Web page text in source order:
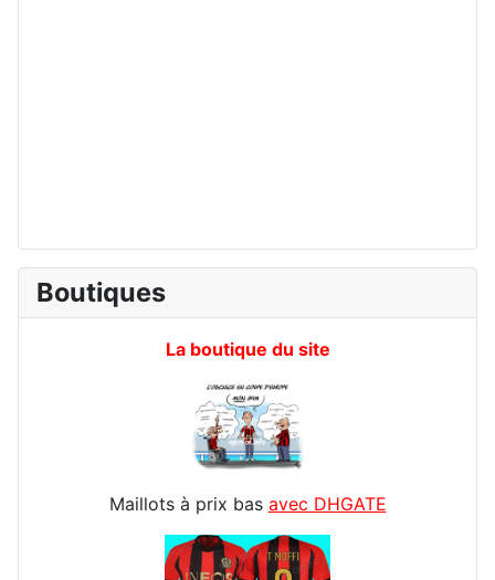
Boutiques
La boutique du site
Maillots à prix bas avec DHGATE